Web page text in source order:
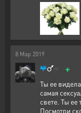
8 Мар 2019
+
Ты ее
самая
свете. Ты ее
Посмотри